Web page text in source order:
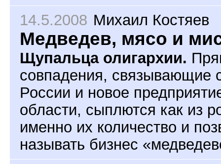
14.5.2008 Михаил Костяев
Медведев, мясо и
Щупальца олигархии.
совпадения, связывающие
России и новое
области, сыплются как из
именно их количество и
называть бизнес